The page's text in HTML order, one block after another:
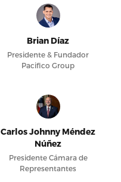
Brian Díaz
Presidente & Fundador
Pacifico Group
Carlos Johnny Méndez
Núñez
Presidente Cámara de
Representantes